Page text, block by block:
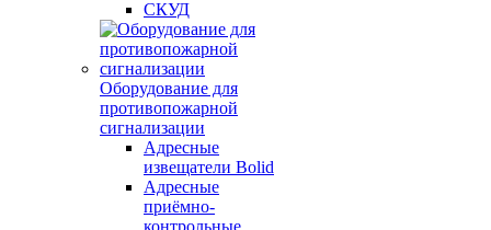
СКУД
Оборудование для
противопожарной
сигнализации
Адресные
извещатели Bolid
Адресные
приёмно-
контрольные